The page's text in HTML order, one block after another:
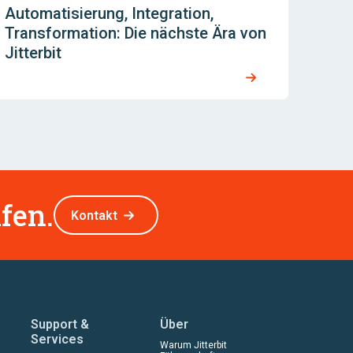
Automatisierung, Integration,
Transformation: Die nächste Ära von
Jitterbit
Kontakt
Support &
Services
Über
Warum Jitterbit